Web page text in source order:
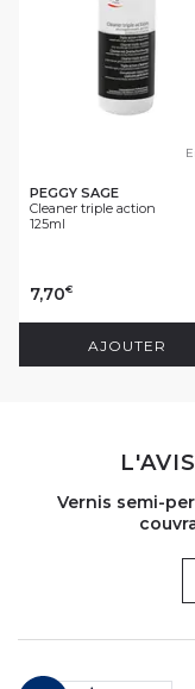
PEGGY SAGE
Cleaner triple action
125ml
7,70€
AJOUTER
Vernis semi-